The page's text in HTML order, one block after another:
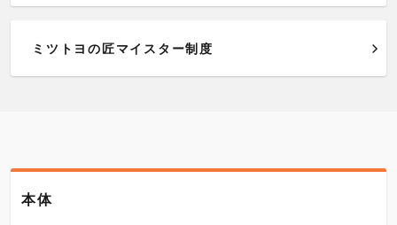
ミツトヨの匠マイスター制度
本体